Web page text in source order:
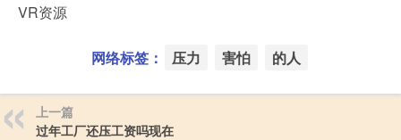
VR资源
网络标签： 压力 害怕 的人
上一篇
过年工厂还压工资吗现在